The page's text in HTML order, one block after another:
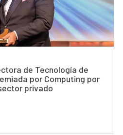
de Tecnología de
por Computing por
privado